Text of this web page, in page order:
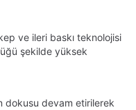
ve ileri baskı teknolojisi
şekilde yüksek
dokusu devam etirilerek